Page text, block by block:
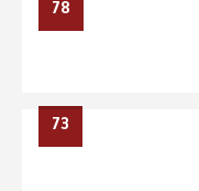
78
73